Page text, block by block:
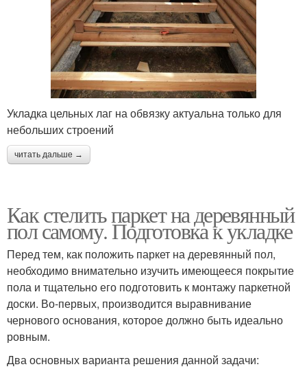
Укладка цельных лаг на обвязку актуальна только для
небольших строений
читать дальше →
Как стелить паркет на деревянный
пол самому. Подготовка к укладке
Перед тем, как положить паркет на деревянный пол,
необходимо внимательно изучить имеющееся покрытие
пола и тщательно его подготовить к монтажу паркетной
доски. Во-первых, производится выравнивание
чернового основания, которое должно быть идеально
ровным.
Два основных варианта решения данной задачи: